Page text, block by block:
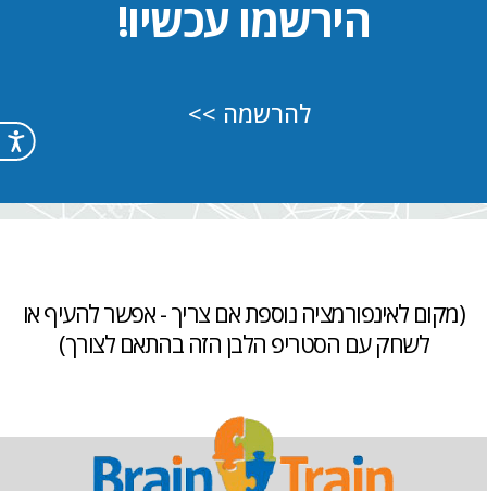
הירשמו עכשיו!
להרשמה >>
(מקום לאינפורמציה נוספת אם צריך - אפשר להעיף או
לשחק עם הסטריפ הלבן הזה בהתאם לצורך)